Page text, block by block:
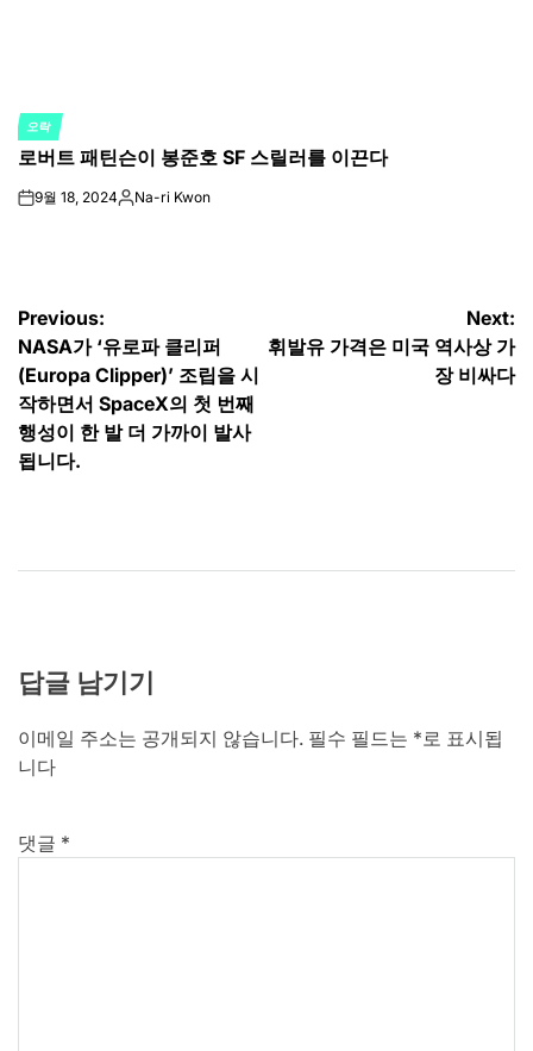
POSTED
IN
오락
로버트 패틴슨이 봉준호 SF 스릴러를 이끈다
on9월 18, 2024Posted
Na-ri Kwon
글
탐
색
Previous:
NASA가 ‘유로파 클리퍼
(Europa Clipper)’ 조립을 시
작하면서 SpaceX의 첫 번째
행성이 ​​한 발 더 가까이 발사
됩니다.
Next:
휘발유 가격은 미국 역사상 가
장 비싸다
답글 남기기
이메일 주소는 공개되지 않습니다. 필수 필드는 *로 표시됩
니다
댓글 *